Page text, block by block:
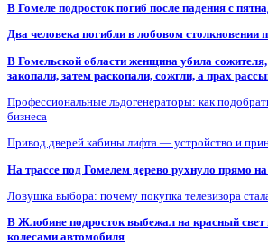
В Гомеле подросток погиб после падения с
Два человека погибли в лобовом столкновении
В Гомельской области женщина убила
закопали, затем раскопали, сожгли, а прах
Профессиональные льдогенераторы: как
бизнеса
Привод дверей кабины лифта — устройство и
На трассе под Гомелем дерево рухнуло прямо
Ловушка выбора: почему покупка телевизора
В Жлобине подросток выбежал на красный свет
колесами автомобиля